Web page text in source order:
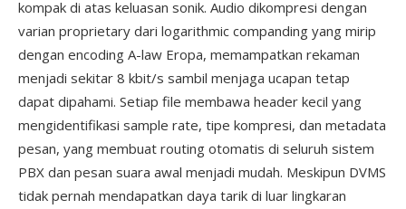
kompak di atas keluasan sonik. Audio dikompresi dengan
varian proprietary dari logarithmic companding yang mirip
dengan encoding A-law Eropa, memampatkan rekaman
menjadi sekitar 8 kbit/s sambil menjaga ucapan tetap
dapat dipahami. Setiap file membawa header kecil yang
mengidentifikasi sample rate, tipe kompresi, dan metadata
pesan, yang membuat routing otomatis di seluruh sistem
PBX dan pesan suara awal menjadi mudah. Meskipun DVMS
tidak pernah mendapatkan daya tarik di luar lingkaran